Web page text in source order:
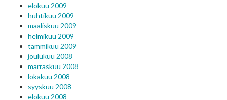
elokuu 2009
huhtikuu 2009
maaliskuu 2009
helmikuu 2009
tammikuu 2009
joulukuu 2008
marraskuu 2008
lokakuu 2008
syyskuu 2008
elokuu 2008